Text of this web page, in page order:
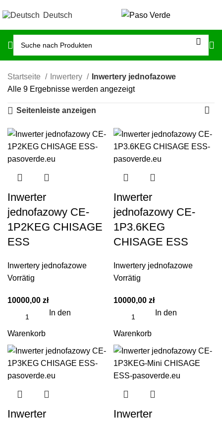
Deutsch
Startseite Inwertery
Inwertery jednofazowe
Alle 9 Ergebnisse werden angezeigt
Seitenleiste anzeigen
Inwerter
jednofazowy CE-
1P2KEG CHISAGE
ESS
Inwertery jednofazowe
Vorrätig
10000,00 zł
In den
Warenkorb
Inwerter
jednofazowy CE-
1P3.6KEG
CHISAGE ESS
Inwertery jednofazowe
Vorrätig
10000,00 zł
In den
Warenkorb
Inwerter
Inwerter